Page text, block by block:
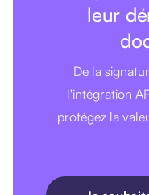
leur
De la
l'intégration
protégez la